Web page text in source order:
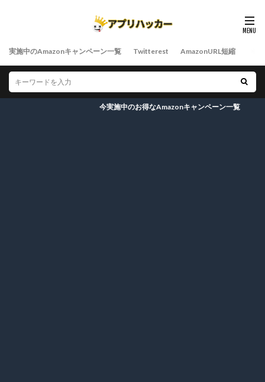
実施中のAmazonキャンペーン一覧 Twitterest AmazonURL短縮
今実施中のお得なAmazonキャンペーン一覧